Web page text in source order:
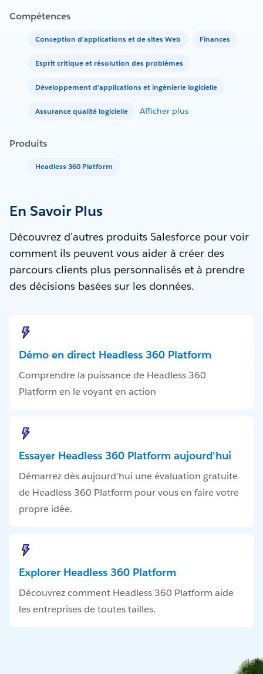
Compétences
Conception d’applications et de sites Web Finances
Esprit critique et résolution des problèmes
Développement d’applications et ingénierie logicielle
Assurance qualité logicielle Afficher plus
Produits
Headless 360 Platform
En Savoir Plus
Découvrez d'autres produits Salesforce pour voir
comment ils peuvent vous aider à créer des
parcours clients plus personnalisés et à prendre
des décisions basées sur les données.
Démo en direct Headless 360 Platform
Comprendre la puissance de Headless 360
Platform en le voyant en action
Essayer Headless 360 Platform aujourd'hui
Démarrez dès aujourd'hui une évaluation gratuite
de Headless 360 Platform pour vous en faire votre
propre idée.
Explorer Headless 360 Platform
Découvrez comment Headless 360 Platform aide
les entreprises de toutes tailles.